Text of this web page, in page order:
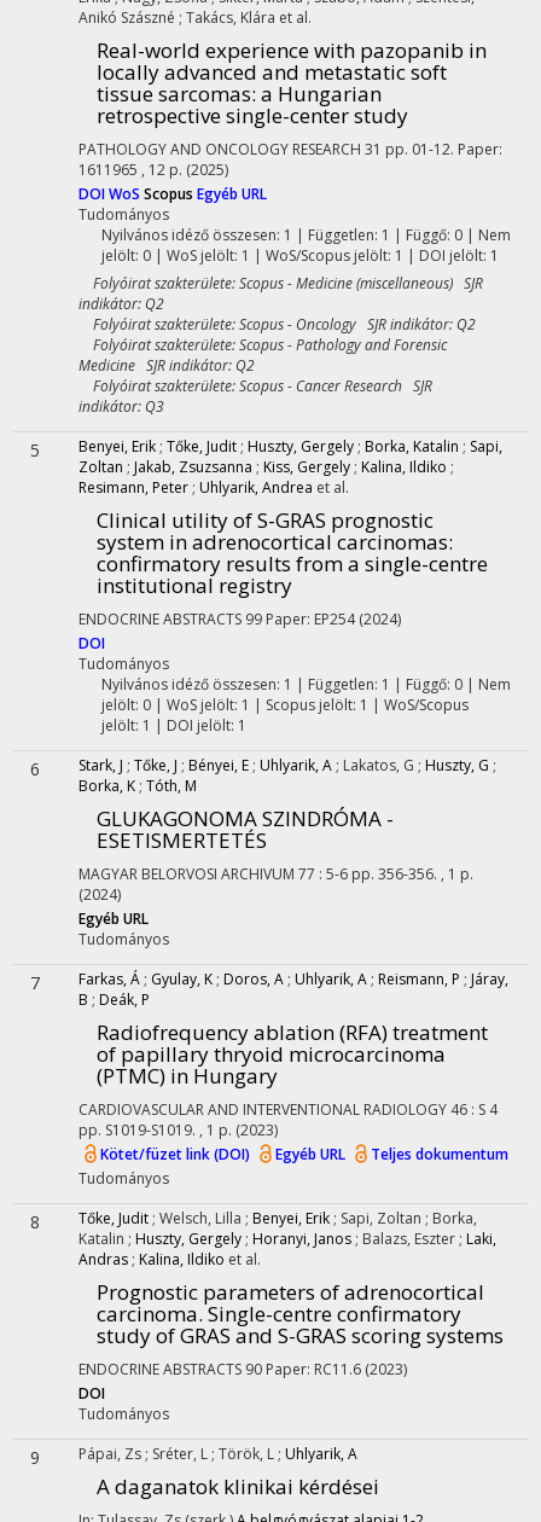
Anikó Szászné ; Takács, Klára et al.
Real-world experience with pazopanib in
locally advanced and metastatic soft
tissue sarcomas: a Hungarian
retrospective single-center study
PATHOLOGY AND ONCOLOGY RESEARCH 31 pp. 01-12. Paper:
1611965 , 12 p. (2025)
DOIWoS Scopus Egyéb URL
Tudományos
Nyilvános idéző összesen: 1 | Független: 1 | Függő: 0 | Nem
jelölt: 0 | WoS jelölt: 1 | WoS/Scopus jelölt: 1 | DOI jelölt: 1
Folyóirat szakterülete: Scopus - Medicine (miscellaneous) SJR
indikátor: Q2
Folyóirat szakterülete: Scopus - Oncology SJR indikátor: Q2
Folyóirat szakterülete: Scopus - Pathology and Forensic
Medicine SJR indikátor: Q2
Folyóirat szakterülete: Scopus - Cancer Research SJR
indikátor: Q3
5 Benyei, Erik ; Tőke, Judit ; Huszty, Gergely ; Borka, Katalin ; Sapi,
Zoltan ; Jakab, Zsuzsanna ; Kiss, Gergely ; Kalina, Ildiko ;
Resimann, Peter ; Uhlyarik, Andrea et al.
Clinical utility of S-GRAS prognostic
system in adrenocortical carcinomas:
confirmatory results from a single-centre
institutional registry
ENDOCRINE ABSTRACTS 99 Paper: EP254(2024)
DOI
Tudományos
Nyilvános idéző összesen: 1 | Független: 1 | Függő: 0 | Nem
jelölt: 0 | WoS jelölt: 1 | Scopus jelölt: 1 | WoS/Scopus
jelölt: 1 | DOI jelölt: 1
6 Stark, J ; Tőke, J ; Bényei, E ; Uhlyarik, A ; Lakatos, G ; Huszty, G ;
Borka, K ; Tóth, M
GLUKAGONOMA SZINDRÓMA -
ESETISMERTETÉS
MAGYAR BELORVOSI ARCHIVUM 77 : 5-6 pp. 356-356. , 1 p.
(2024)
Egyéb URL
Tudományos
7 Farkas, Á ; Gyulay, K ; Doros, A ; Uhlyarik, A ; Reismann, P ; Járay,
B ; Deák, P
Radiofrequency ablation (RFA) treatment
of papillary thryoid microcarcinoma
(PTMC) in Hungary
CARDIOVASCULAR AND INTERVENTIONAL RADIOLOGY 46 : S 4
pp. S1019-S1019. , 1 p. (2023)
Kötet/füzet link (DOI)
Egyéb URL
Teljes dokumentum
Tudományos
8 Tőke, Judit ; Welsch, Lilla ; Benyei, Erik ; Sapi, Zoltan ; Borka,
Katalin ; Huszty, Gergely ; Horanyi, Janos ; Balazs, Eszter ; Laki,
Andras ; Kalina, Ildiko et al.
Prognostic parameters of adrenocortical
carcinoma. Single-centre confirmatory
study of GRAS and S-GRAS scoring systems
ENDOCRINE ABSTRACTS 90 Paper: RC11.6 (2023)
DOI
Tudományos
9 Pápai, Zs ; Sréter, L ; Török, L ; Uhlyarik, A
A daganatok klinikai kérdései